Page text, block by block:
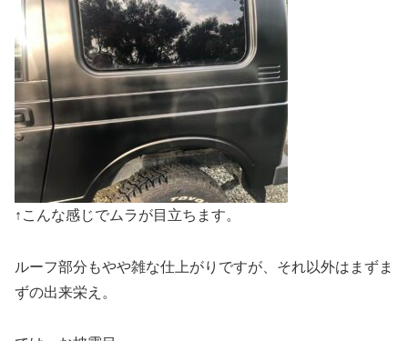
↑こんな感じでムラが目立ちます。
ルーフ部分もやや雑な仕上がりですが、それ以外はまずま
ずの出来栄え。